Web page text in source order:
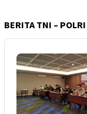
BERITA TNI – POLRI